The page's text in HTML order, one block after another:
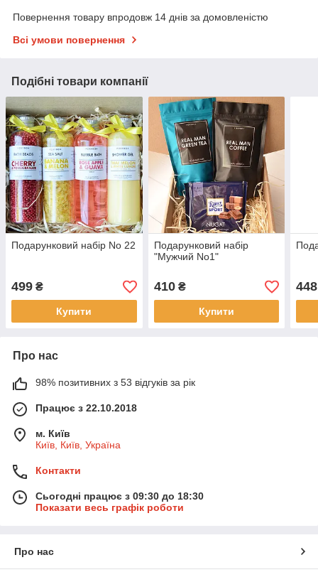
Повернення товару впродовж 14 днів за домовленістю
Всі умови повернення
Подібні товари компанії
Подарунковий набір No 22
499 ₴
Купити
Подарунковий набір
"Мужчий No1"
410₴
Купити
448
Про нас
98% позитивних з 53 відгуків за рік
Працює з 22.10.2018
м. Київ
Київ, Київ, Україна
Контакти
Сьогодні працює з 09:30 до 18:30
Показати весь графік роботи
Про нас